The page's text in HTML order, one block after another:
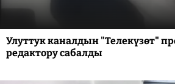
Улуттук каналдын "Телекүзөт"
редактору сабалды